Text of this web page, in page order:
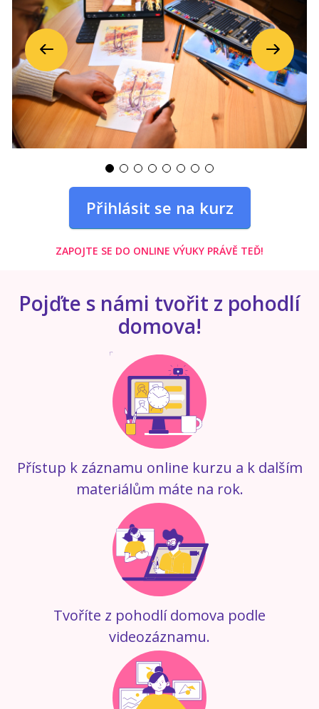
Předchozí Další
Přihlásit se na kurz
ZAPOJTE SE DO ONLINE VÝUKY PRÁVĚ TEĎ!
Pojďte s námi tvořit z pohodlí
domova!
Přístup k záznamu online kurzu a k dalším
materiálům máte na rok.
Tvoříte z pohodlí domova podle
videozáznamu.